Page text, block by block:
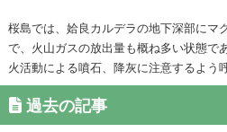
桜島では、姶良カルデラの地下深部にマ
で、火山ガスの放出量も概ね多い状態で
火活動による噴石、降灰に注意するよう
過去の記事